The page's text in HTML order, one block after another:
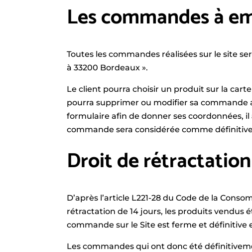
Les commandes à
Toutes les commandes réalisées sur le site
à 33200 Bordeaux ».
Le client pourra choisir un produit sur la
pourra supprimer ou modifier sa commande
formulaire afin de donner ses coordonnées,
commande sera considérée comme
Droit de rétractation
D’après l’article L221-28 du Code de la
rétractation de 14 jours, les produits vendus
commande sur le Site est ferme et définitive
Les commandes qui ont donc été